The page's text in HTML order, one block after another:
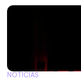
NOTÍCIAS